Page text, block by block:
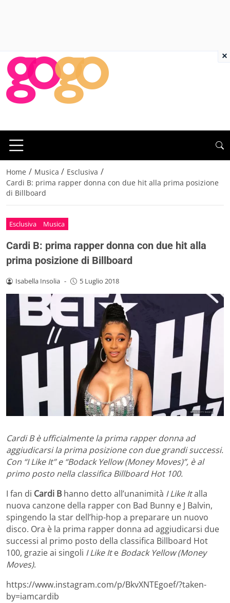
Home / Musica / Esclusiva /
Cardi B: prima rapper donna con due hit alla prima posizione
di Billboard
Esclusiva Musica
Cardi B: prima rapper donna con due hit alla
prima posizione di Billboard
Isabella Insolia - 5 Luglio 2018
Cardi B è ufficialmente la prima rapper donna ad
aggiudicarsi la prima posizione con due grandi successi.
Con “I Like It” e “Bodack Yellow (Money Moves)”, è al
primo posto nella classifica Billboard Hot 100.
I fan di Cardi B hanno detto all’unanimità I Like Italla
nuova canzone della rapper con Bad Bunny e J Balvin,
spingendo la star dell’hip-hop a preparare un nuovo
disco. Ora è la prima rapper donna ad aggiudicarsi due
successi al primo posto della classifica Billboard Hot
100, grazie ai singoli I Like Ite Bodack Yellow (Money
Moves).
https://www.instagram.com/p/BkvXNTEgoef/?taken-
by=iamcardib
×